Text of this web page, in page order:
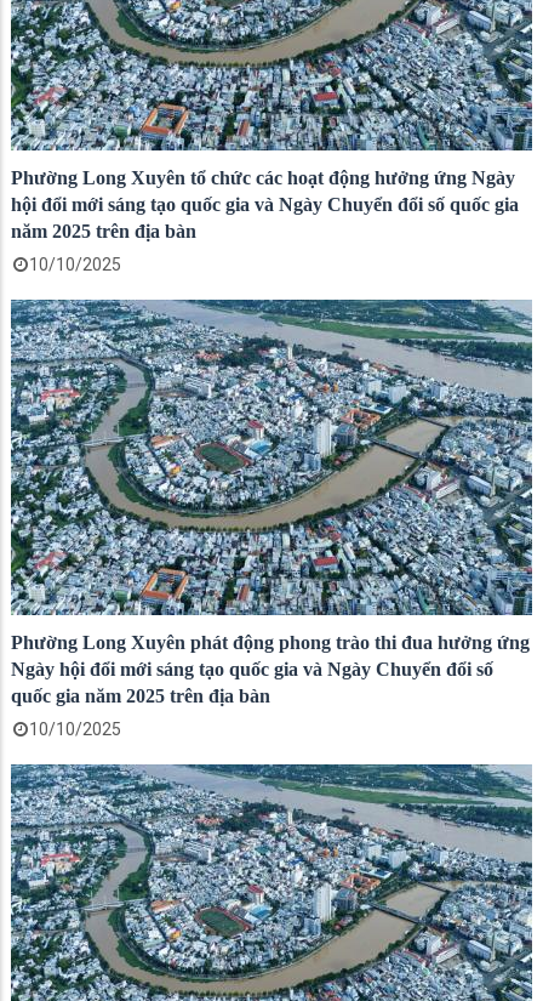
Phường Long Xuyên tổ chức các hoạt động hưởng ứng Ngày
hội đổi mới sáng tạo quốc gia và Ngày Chuyển đổi số quốc gia
năm 2025 trên địa bàn
10/10/2025
Phường Long Xuyên phát động phong trào thi đua hưởng ứng
Ngày hội đổi mới sáng tạo quốc gia và Ngày Chuyển đổi số
quốc gia năm 2025 trên địa bàn
10/10/2025